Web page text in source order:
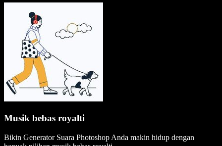
Musik bebas royalti
Bikin Generator Suara Photoshop Anda makin hidup dengan